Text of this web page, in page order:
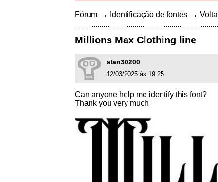
Fórum → Identificação de fontes →
Millions Max Clothing line
alan30200
12/03/2025 às 19:25
Can anyone help me identify this font?
Thank you very much